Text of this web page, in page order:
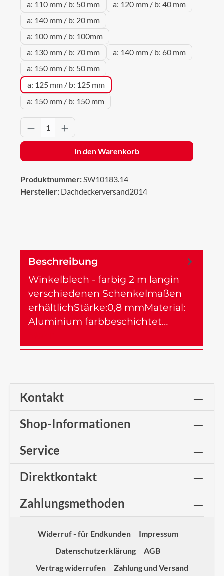
a: 110 mm / b: 50 mm
a: 120 mm / b: 40 mm
a: 140 mm / b: 20 mm
a: 100 mm / b: 100mm
a: 130 mm / b: 70 mm
a: 140 mm / b: 60 mm
a: 150 mm / b: 50 mm
a: 125 mm / b: 125 mm
a: 150 mm / b: 150 mm
Produkt Anzahl: Gib den gewünschten
In den Warenkorb
Produktnummer:SW10183.14
Hersteller: Dachdeckerversand2014
Beschreibung
Winkelblech - farbig 2 m langin
verschiedenen Schenkelmaßen
erhältlichStärke:0,8 mmMaterial:
Aluminium farbbeschichtet…
Kontakt
Shop-Informationen
Service
Direktkontakt
Zahlungsmethoden
Widerruf - für Endkunden
Impressum
Datenschutzerklärung
AGB
Vertrag widerrufen
Zahlung und Versand